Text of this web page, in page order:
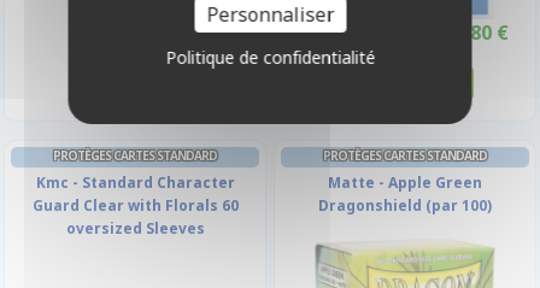
Déstockage -40% 4,80 €
Disponible
PROTÈGES CARTES STANDARD
Kmc - Standard Character
Guard Clear with Florals 60
oversized Sleeves
PROTÈGES CARTES STANDARD
Matte - Apple Green
Dragonshield (par 100)
Personnaliser
Politique de confidentialité